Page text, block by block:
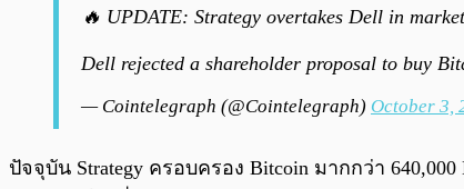
🔥 UPDATE: Strategy overtakes Dell in
Dell rejected a shareholder proposal to buy
— Cointelegraph (@Cointelegraph) October 3,
ปัจจุบัน Strategy ครอบครอง Bitcoin มากกว่า